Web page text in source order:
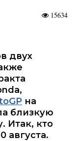
15634
двух
на
близкую
Итак, кто
августа.